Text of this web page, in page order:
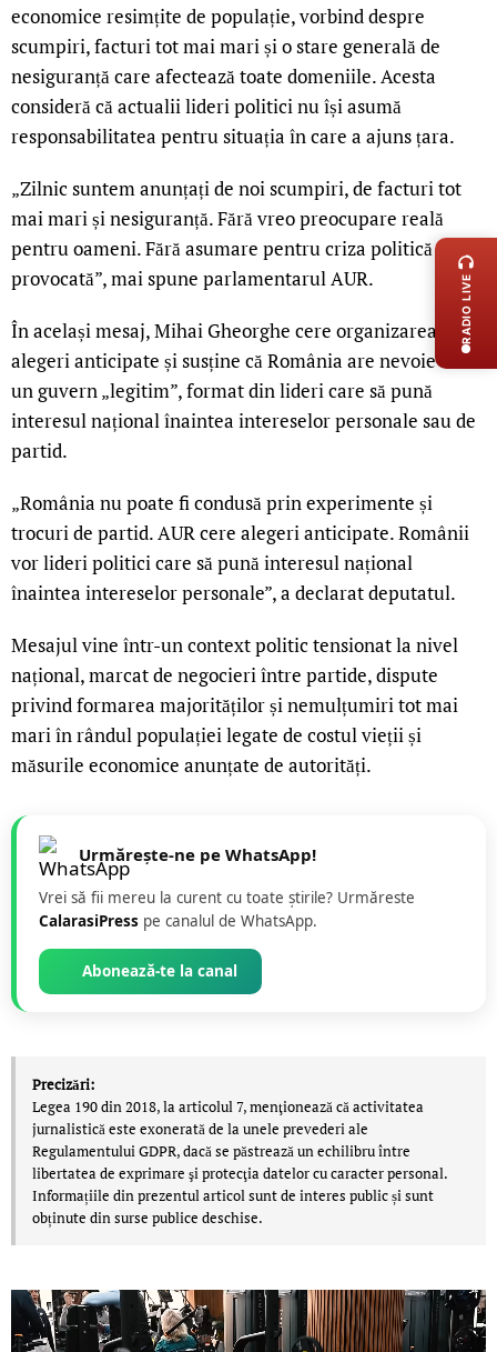
economice resimțite de populație, vorbind despre
scumpiri, facturi tot mai mari și o stare generală de
nesiguranță care afectează toate domeniile. Acesta
consideră că actualii lideri politici nu își asumă
responsabilitatea pentru situația în care a ajuns țara.
„Zilnic suntem anunțați de noi scumpiri, de facturi tot
mai mari și nesiguranță. Fără vreo preocupare reală
pentru oameni. Fără asumare pentru criza politică
provocată”, mai spune parlamentarul AUR.
În același mesaj, Mihai Gheorghe cere organizarea de
alegeri anticipate și susține că România are nevoie de
un guvern „legitim”, format din lideri care să pună
interesul național înaintea intereselor personale sau de
partid.
„România nu poate fi condusă prin experimente și
trocuri de partid. AUR cere alegeri anticipate. Românii
vor lideri politici care să pună interesul național
înaintea intereselor personale”, a declarat deputatul.
Mesajul vine într-un context politic tensionat la nivel
național, marcat de negocieri între partide, dispute
privind formarea majorităților și nemulțumiri tot mai
mari în rândul populației legate de costul vieții și
măsurile economice anunțate de autorități.
Urmărește-ne pe WhatsApp!
Vrei să fii mereu la curent cu toate știrile? Urmăreste
CalarasiPress pe canalul de WhatsApp.
Abonează-te la canal
Precizări:
Legea 190 din 2018, la articolul 7, menţionează că activitatea
jurnalistică este exonerată de la unele prevederi ale
Regulamentului GDPR, dacă se păstrează un echilibru între
libertatea de exprimare şi protecţia datelor cu caracter personal.
Informațiile din prezentul articol sunt de interes public și sunt
obținute din surse publice deschise.
RADIO LIVE